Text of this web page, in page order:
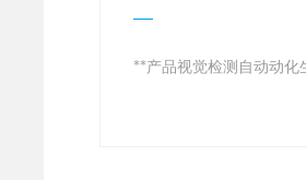
**产品视觉检测自动动化